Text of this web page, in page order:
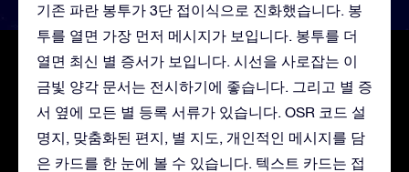
기존 파란 봉투가 3단 접이식으로 진화했습니다. 봉
투를 열면 가장 먼저 메시지가 보입니다. 봉투를 더
열면 최신 별 증서가 보입니다. 시선을 사로잡는 이
금빛 양각 문서는 전시하기에 좋습니다. 그리고 별 증
서 옆에 모든 별 등록 서류가 있습니다. OSR 코드 설
명지, 맞춤화된 편지, 별 지도, 개인적인 메시지를 담
은 카드를 한 눈에 볼 수 있습니다. 텍스트 카드는 접